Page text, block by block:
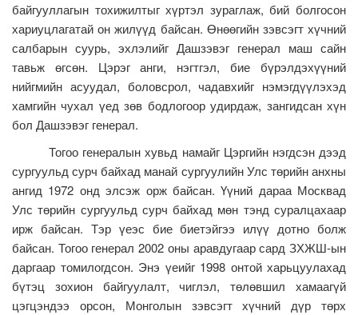
байгууллагын тохижилтыг хүртэл зураглаж, бий болгосон
хариуцлагатай он жилүүд байсан. Өнөөгийн зэвсэгт хүчний
салбарын суурь, эхлэлийг Дашзэвэг генерал маш сайн
тавьж өгсөн. Цэрэг анги, нэгтгэл, бие бүрэлдэхүүний
нийгмийн асуудал, боловсрол, чадавхийг нэмэгдүүлэхэд
хамгийн чухал үед зөв бодлогоор удирдаж, зангидсан хүн
бол Дашзэвэг генерал.
Тогоо генералын хувьд намайг Цэргийн нэгдсэн дээд
сургуульд сурч байхад манай сургуулийн Улс төрийн анхны
ангид 1972 онд элсэж орж байсан. Үүний дараа Москвад
Улс төрийн сургуульд сурч байхад мөн тэнд суралцахаар
ирж байсан. Тэр үеэс бие биетэйгээ илүү дотно болж
байсан. Тогоо генерал 2002 оны аравдугаар сард ЗХЖШ-ын
даргаар томилогдсон. Энэ үеийг 1998 онтой харьцуулахад
бүтэц зохион байгуулалт, чиглэл, төлөвшил хамаагүй
цэгцэндээ орсон, Монголын зэвсэгт хүчний дүр төрх